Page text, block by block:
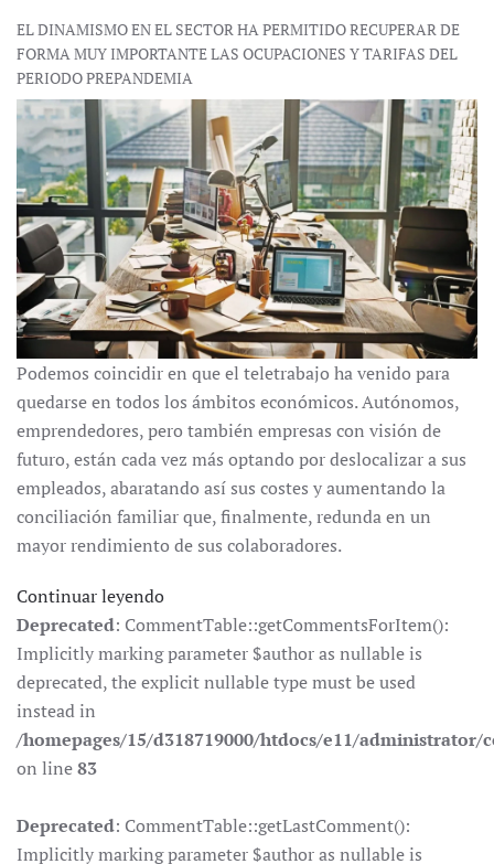
EL DINAMISMO EN EL SECTOR HA PERMITIDO RECUPERAR DE
FORMA MUY IMPORTANTE LAS OCUPACIONES Y TARIFAS DEL
PERIODO PREPANDEMIA
Podemos coincidir en que el teletrabajo ha venido para
quedarse en todos los ámbitos económicos. Autónomos,
emprendedores, pero también empresas con visión de
futuro, están cada vez más optando por deslocalizar a sus
empleados, abaratando así sus costes y aumentando la
conciliación familiar que, finalmente, redunda en un
mayor rendimiento de sus colaboradores.
Continuar leyendo
Deprecated: CommentTable::getCommentsForItem():
Implicitly marking parameter $author as nullable is
deprecated, the explicit nullable type must be used
instead in
/homepages/15/d318719000/htdocs/e11/
on line83
Deprecated: CommentTable::getLastComment():
Implicitly marking parameter $author as nullable is